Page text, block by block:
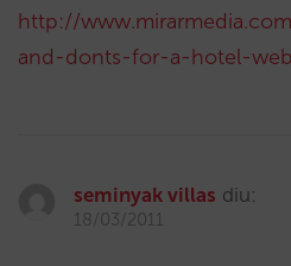
http://
and-donts-for-a-hotel-
seminyak villas diu:
18/03/2011